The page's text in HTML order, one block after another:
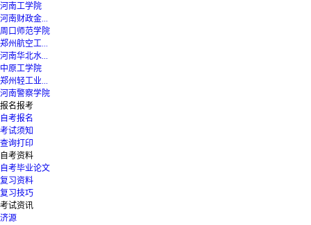
河南工学院
河南财政金...
周口师范学院
郑州航空工...
河南华北水...
中原工学院
郑州轻工业...
河南警察学院
报名报考
自考报名
考试须知
查询打印
自考资料
自考毕业论文
复习资料
复习技巧
考试资讯
济源